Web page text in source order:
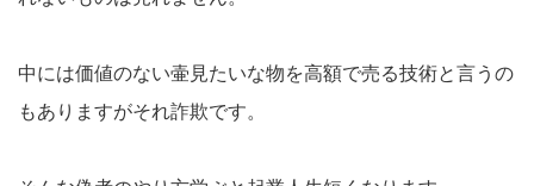
中には価値のない壷見たいな物を高額で売る技術と言うの
もありますがそれ詐欺です。